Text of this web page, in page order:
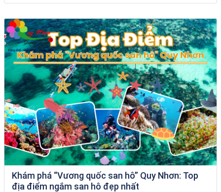
du thuyền trên biển Quy Nhơn
Khám phá “Vương quốc san hô” Quy Nhơn: Top
địa điểm ngắm san hô đẹp nhất